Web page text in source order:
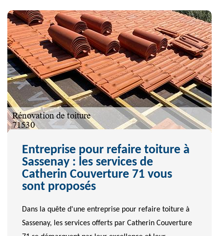
Entreprise pour refaire toiture à
Sassenay : les services de
Catherin Couverture 71 vous
sont proposés
Dans la quête d'une entreprise pour refaire toiture à
Sassenay, les services offerts par Catherin Couverture